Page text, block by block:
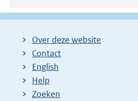
Over deze website
Contact
English
Help
Zoeken